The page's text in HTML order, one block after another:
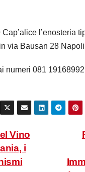
l’enosteria
via Bausan 28 Napoli
numeri 081
Vino
i